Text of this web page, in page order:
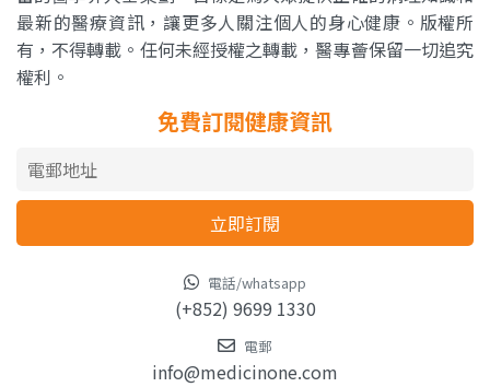
最新的醫療資訊，讓更多人關注個人的身心健康。版權所
有，不得轉載。任何未經授權之轉載，醫專薈保留一切追究
權利。
免費訂閱健康資訊
電話/whatsapp
(+852) 9699 1330
電郵
info@medicinone.com